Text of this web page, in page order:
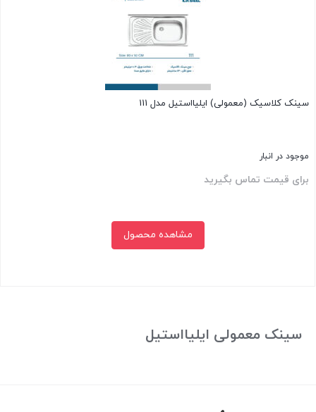
سینک کلاسیک (معمولی) ایلیااستیل مدل 111
موجود در انبار
برای قیمت تماس بگیرید
مشاهده محصول
سینک معمولی ایلیااستیل